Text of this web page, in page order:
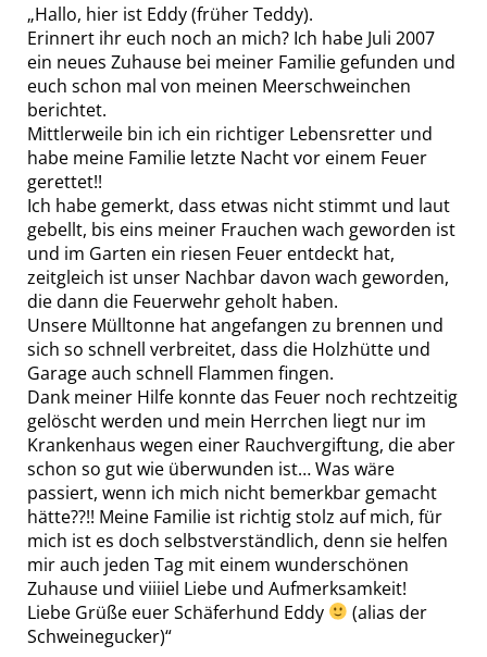
„Hallo, hier ist Eddy (früher Teddy).
Erinnert ihr euch noch an mich? Ich habe Juli 2007
ein neues Zuhause bei meiner Familie gefunden und
euch schon mal von meinen Meerschweinchen
berichtet.
Mittlerweile bin ich ein richtiger Lebensretter und
habe meine Familie letzte Nacht vor einem Feuer
gerettet!!
Ich habe gemerkt, dass etwas nicht stimmt und laut
gebellt, bis eins meiner Frauchen wach geworden ist
und im Garten ein riesen Feuer entdeckt hat,
zeitgleich ist unser Nachbar davon wach geworden,
die dann die Feuerwehr geholt haben.
Unsere Mülltonne hat angefangen zu brennen und
sich so schnell verbreitet, dass die Holzhütte und
Garage auch schnell Flammen fingen.
Dank meiner Hilfe konnte das Feuer noch rechtzeitig
gelöscht werden und mein Herrchen liegt nur im
Krankenhaus wegen einer Rauchvergiftung, die aber
schon so gut wie überwunden ist… Was wäre
passiert, wenn ich mich nicht bemerkbar gemacht
hätte??!! Meine Familie ist richtig stolz auf mich, für
mich ist es doch selbstverständlich, denn sie helfen
mir auch jeden Tag mit einem wunderschönen
Zuhause und viiiiel Liebe und Aufmerksamkeit!
Liebe Grüße euer Schäferhund Eddy
(alias der
Schweinegucker)“